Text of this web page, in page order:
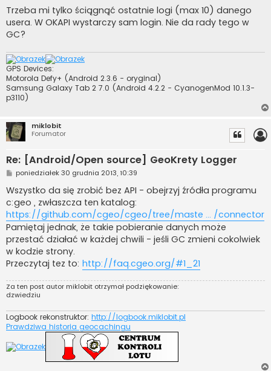
s
t
Trzeba mi tylko ściągnąć ostatnie logi (max 10) danego
usera. W OKAPI wystarczy sam login. Nie da rady tego w
GC?
GPS Devices:
Motorola Defy+ (Android 2.3.6 - oryginal)
Samsung Galaxy Tab 2 7.0 (Android 4.2.2 - CyanogenMod 10.1.3-
p3110)
miklobit
Forumator
Re: [Android/Open source] GeoKrety Logger
P
o
s
t
poniedziałek 30 grudnia 2013, 10:39
Wszystko da się zrobić bez API - obejrzyj źródła programu
c:geo , zwłaszcza ten katalog:
https://github.com/cgeo/cgeo/tree/maste ... /connector
Pamiętaj jednak, że takie pobieranie danych może
przestać działać w każdej chwili - jeśli GC zmieni cokolwiek
w kodzie strony.
Przeczytaj tez to: http://faq.cgeo.org/#1_21
Za ten post autor miklobit otrzymał podziękowanie:
dzwiedziu
Logbook rekonstruktor: http://logbook.miklobit.pl
Prawdziwa historia geocachingu